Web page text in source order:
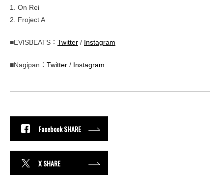
1. On Rei
2. Froject A
■EVISBEATS： Twitter / Instagram
■Nagipan： Twitter / Instagram
Facebook SHARE
X SHARE